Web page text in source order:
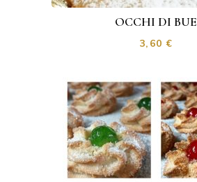
OCCHI DI BUE
3,60€